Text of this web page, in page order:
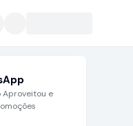
Aproveitou e